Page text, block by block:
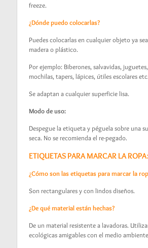
freeze.
¿Dónde puedo colocarlas?
Puedes colocarlas en cualquier objeto ya
madera o plástico.
Por ejemplo: Biberones, salvavidas,
mochilas, tapers, lápices, útiles escolares etc.
Se adaptan a cualquier superficie lisa.
Modo de uso:
Despegue la etiqueta y péguela sobre una
seca. No se recomienda el re-pegado.
ETIQUETAS PARA MARCAR LA ROPA:
¿Cómo son las etiquetas para marcar la
Son rectangulares y con lindos diseños.
¿De qué material están hechas?
De un material resistente a lavadoras.
ecológicas amigables con el medio